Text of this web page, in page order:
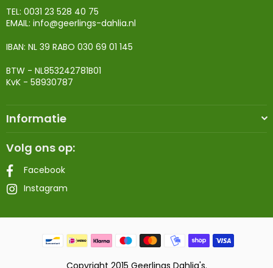
TEL: 0031 23 528 40 75
EMAIL: info@geerlings-dahlia.nl
IBAN: NL 39 RABO 030 69 01 145
BTW - NL853242781B01
KvK - 58930787
Informatie
Volg ons op:
Facebook
Instagram
Copyright 2015 Geerlings Dahlia's.